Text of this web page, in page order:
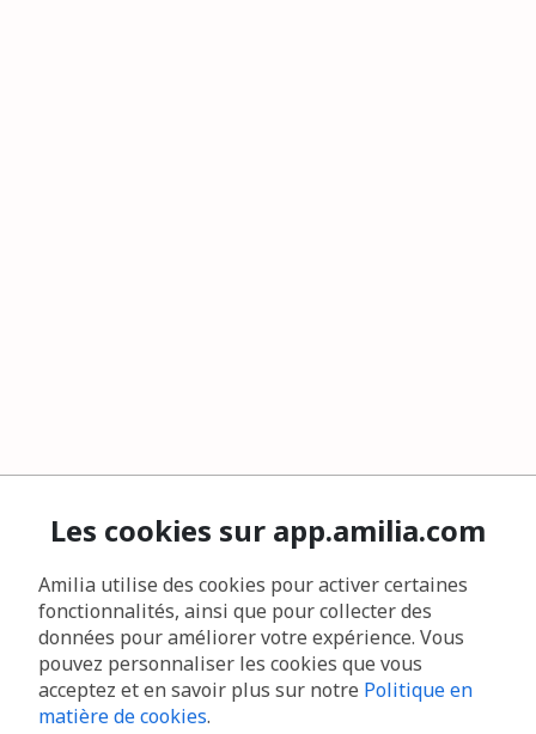
Les cookies sur app.amilia.com
Amilia utilise des cookies pour activer certaines
fonctionnalités, ainsi que pour collecter des
données pour améliorer votre expérience. Vous
pouvez personnaliser les cookies que vous
acceptez et en savoir plus sur notre Politique en
matière de cookies.